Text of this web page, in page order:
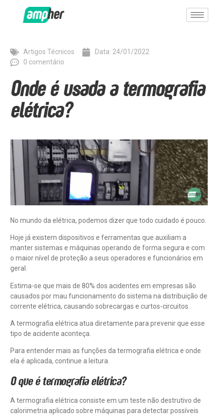
Artigos Técnicos Data: 24/01/2022
0 comentário
Onde é usada a termografia
elétrica?
No mundo da elétrica, podemos dizer que todo cuidado é pouco.
Hoje já existem dispositivos e ferramentas que auxiliam a
manter sistemas e máquinas operando de forma segura e com
o maior nível de proteção a seus operadores e funcionários em
geral.
Estima-se que mais de 80% dos acidentes em empresas são
causados por mau funcionamento do sistema na distribuição de
corrente elétrica, causando sobrecargas e curtos-circuitos.
A termografia elétrica atua diretamente para prevenir que esse
tipo de acidente aconteça.
Para entender mais as funções da termografia elétrica e onde
ela é aplicada, continue a leitura.
O que é termografia elétrica?
A termografia elétrica consiste em um teste não destrutivo de
calorimetria aplicado sobre máquinas para detectar possíveis